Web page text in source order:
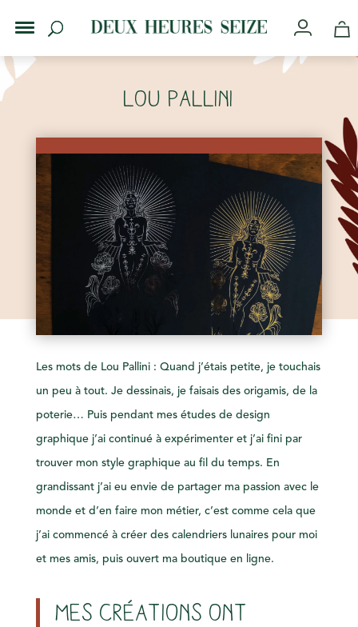
Lou Pallini
Les mots de Lou Pallini : Quand j’étais petite, je touchais
un peu à tout. Je dessinais, je faisais des origamis, de la
poterie… Puis pendant mes études de design
graphique j’ai continué à expérimenter et j’ai fini par
trouver mon style graphique au fil du temps. En
grandissant j’ai eu envie de partager ma passion avec le
monde et d’en faire mon métier, c’est comme cela que
j’ai commencé à créer des calendriers lunaires pour moi
et mes amis, puis ouvert ma boutique en ligne.
Mes créations ont